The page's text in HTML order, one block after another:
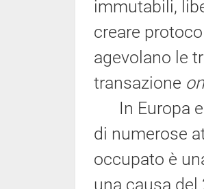
immutabili,
creare
agevolano le
transazione
In Europa e
di numerose
occupato è
una causa